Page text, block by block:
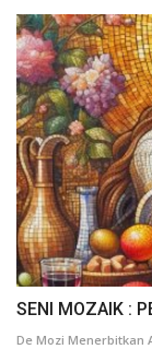
SENI MOZAIK :
De Mozi Menerbitkan